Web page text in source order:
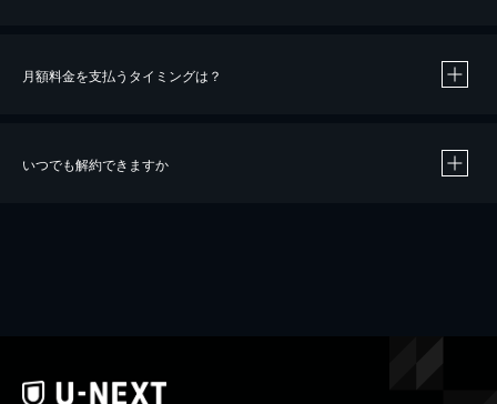
※40％ポイント還元の対象は、クレジットカード決済による作品の購入 / レンタルです。
月額料金を支払うタイミングは？
いつでも解約できますか